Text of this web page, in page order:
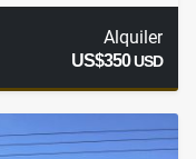
Alquiler
US$350USD